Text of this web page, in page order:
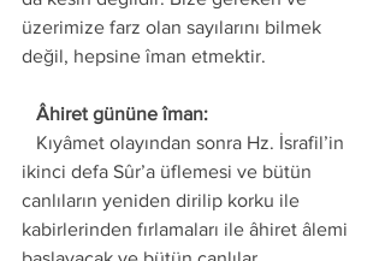
üzerimize farz olan sayılarını bilmek
değil, hepsine îman etmektir.
   Âhiret gününe îman:
ikinci defa Sûr’a üflemesi ve bütün
canlıların yeniden dirilip korku ile
kabirlerinden fırlamaları ile âhiret âlemi